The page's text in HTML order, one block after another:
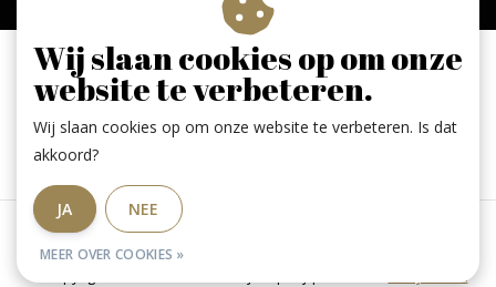
Geniet, maar drink met mate. Geen 18 geen alcohol
Algemene voorwaarden
© Copyright 2026 - De Larense wijnkoperij | Realisatie InStijl Media
Wij slaan cookies op om onze
website te verbeteren.
Wij slaan cookies op om onze website te verbeteren. Is dat
akkoord?
JA NEE
MEER OVER COOKIES »